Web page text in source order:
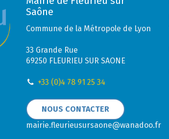
Saône
Commune de la Métropole de Lyon
33 Grande Rue
69250 FLEURIEU SUR SAONE
+33 (0)4 78 91 25 34
NOUS CONTACTER
mairie.fleurieusursaone@wanadoo.fr